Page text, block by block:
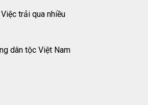
trải qua nhiều
dân tộc Việt Nam